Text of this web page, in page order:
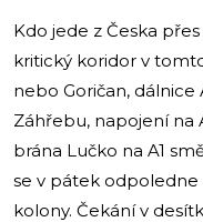
Kdo jede z Česka
kritický koridor v
nebo Goričan,
Záhřebu, napojení na
brána Lučko na A1
se v pátek odpoledne
kolony. Čekání v